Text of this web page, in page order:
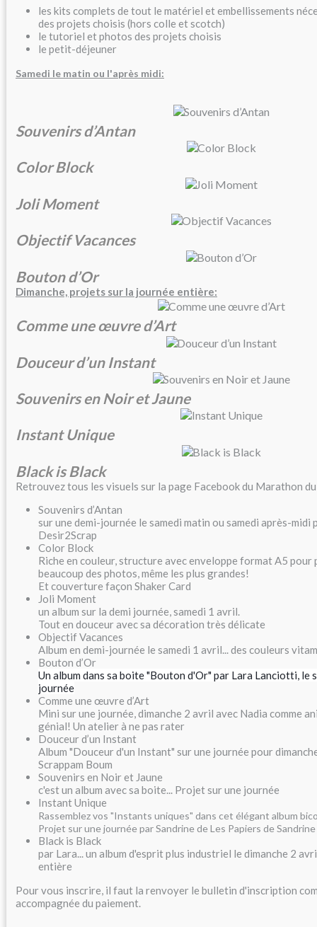
les kits complets de tout le matériel et embellissements
des projets choisis (hors colle et scotch)
le tutoriel et photos des projets choisis
le petit-déjeuner
Samedi le matin ou l'après midi:
Souvenirs d’Antan
Color Block
Joli Moment
Objectif Vacances
Bouton d’Or
Dimanche, projets sur la journée entière:
Comme une œuvre d’Art
Douceur d’un Instant
Souvenirs en Noir et Jaune
Instant Unique
Black is Black
Retrouvez tous les visuels sur la page Facebook du Marathon
Souvenirs d’Antan
sur une demi-journée le samedi matin ou samedi après-midi
Desir2Scrap
Color Block
Riche en couleur, structure avec enveloppe format A5
beaucoup des photos, même les plus grandes!
Et couverture façon Shaker Card
Joli Moment
un album sur la demi journée, samedi 1 avril.
Tout en douceur avec sa décoration très délicate
Objectif Vacances
Album en demi-journée le samedi 1 avril... des couleurs
Bouton d’Or
Un album dans sa boite "Bouton d'Or" par Lara Lanciotti, le
journée
Comme une œuvre d’Art
Mini sur une journée, dimanche 2 avril avec Nadia comme
génial! Un atelier à ne pas rater
Douceur d’un Instant
Album "Douceur d'un Instant" sur une journée pour
Scrappam Boum
Souvenirs en Noir et Jaune
c'est un album avec sa boite... Projet sur une journée
Instant Unique
Rassemblez vos "Instants uniques" dans cet élégant album
Projet sur une journée par Sandrine de Les Papiers de Sandrine
Black is Black
par Lara... un album d'esprit plus industriel le dimanche 2
entière
Pour vous inscrire, il faut la renvoyer le bulletin d'inscription
accompagnée du paiement.